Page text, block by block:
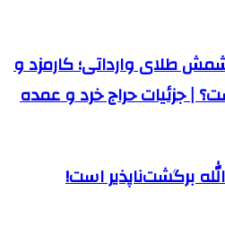
طلای وارداتی؛ کارمزد و
| جزئیات حراج خرد و عمده
برگشت‌ناپذیر است!